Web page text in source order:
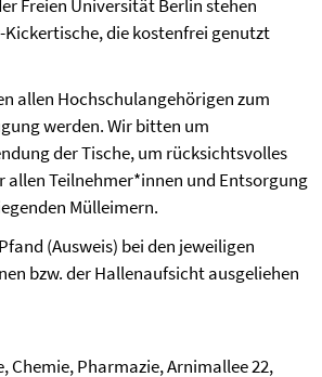
Freien Universität Berlin stehen
die kostenfrei genutzt
allen Hochschulangehörigen zum
werden. Wir bitten um
der Tische, um rücksichtsvolles
allen Teilnehmer*innen und Entsorgung
Mülleimern.
(Ausweis) bei den jeweiligen
bzw. der Hallenaufsicht ausgeliehen
Chemie, Pharmazie, Arnimallee 22,